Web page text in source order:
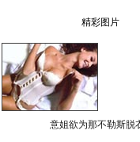
精彩图片
意姐欲为那不勒斯脱